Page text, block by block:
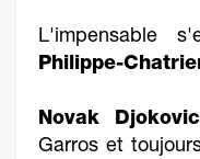
L'impensable
Philippe-
Novak Djokovic
Garros et